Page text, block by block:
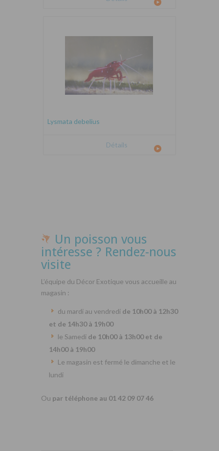
Lysmata debelius
Détails
Un poisson vous
intéresse ? Rendez-nous
visite
L’équipe du Décor Exotique vous accueille au
magasin :
du mardi au vendredi de 10h00 à 12h30
et de 14h30 à 19h00
le Samedi de 10h00 à 13h00 et de
14h00 à 19h00
Le magasin est fermé le dimanche et le
lundi
Ou par téléphone au 01 42 09 07 46